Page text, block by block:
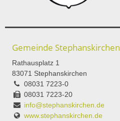
Gemeinde Stephanskirchen
Rathausplatz 1
83071 Stephanskirchen
08031 7223-0
08031 7223-20
info@stephanskirchen.de
www.stephanskirchen.de